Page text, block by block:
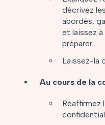
décrivez
abordés,
et laissez
préparer.
Laissez-la
Au cours de la
Réaffirmez